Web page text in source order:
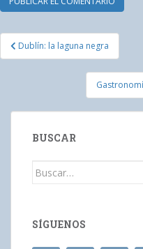
Navegación
de
Dublín: la laguna negra
BUSCAR
Buscar:
SÍGUENOS